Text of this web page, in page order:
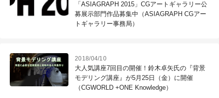
「ASIAGRAPH 2015」CGアートギャラリー公
募展示部門作品募集中（ASIAGRAPH CGアー
トギャラリー事務局）
2018/04/10
大人気講座7回目の開催！鈴木卓矢氏の『背景
モデリング講座』が5月25日（金）に開催
（CGWORLD +ONE Knowledge）